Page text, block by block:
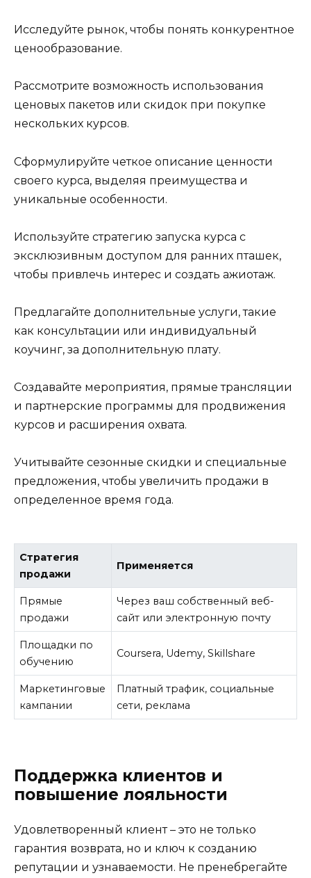
Исследуйте рынок, чтобы понять конкурентное
ценообразование.
Рассмотрите возможность использования
ценовых пакетов или скидок при покупке
нескольких курсов.
Сформулируйте четкое описание ценности
своего курса, выделяя преимущества и
уникальные особенности.
Используйте стратегию запуска курса с
эксклюзивным доступом для ранних пташек,
чтобы привлечь интерес и создать ажиотаж.
Предлагайте дополнительные услуги, такие
как консультации или индивидуальный
коучинг, за дополнительную плату.
Создавайте мероприятия, прямые трансляции
и партнерские программы для продвижения
курсов и расширения охвата.
Учитывайте сезонные скидки и специальные
предложения, чтобы увеличить продажи в
определенное время года.
Стратегия
продажи
Применяется
Прямые
продажи
Через ваш собственный веб-
сайт или электронную почту
Площадки по
обучению
Coursera, Udemy, Skillshare
Маркетинговые
кампании
Платный трафик, социальные
сети, реклама
Поддержка клиентов и
повышение лояльности
Удовлетворенный клиент – это не только
гарантия возврата, но и ключ к созданию
репутации и узнаваемости. Не пренебрегайте